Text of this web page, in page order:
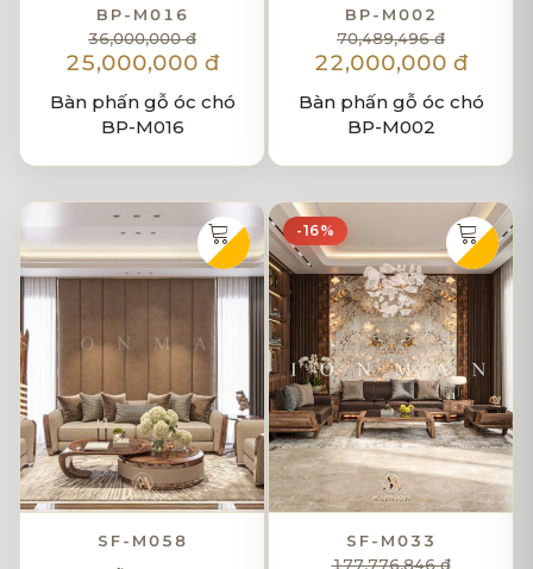
BP-M016
36,000,000 đ
25,000,000 đ
Bàn phấn gỗ óc chó
BP-M016
BP-M002
70,489,496 đ
22,000,000 đ
Bàn phấn gỗ óc chó
BP-M002
SF-M058
-16%
SF-M033
177,776,846 đ